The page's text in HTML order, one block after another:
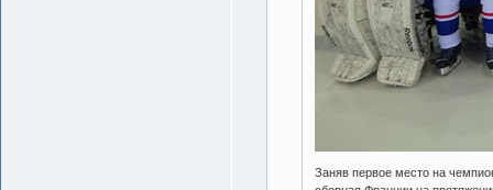
Заняв первое место на